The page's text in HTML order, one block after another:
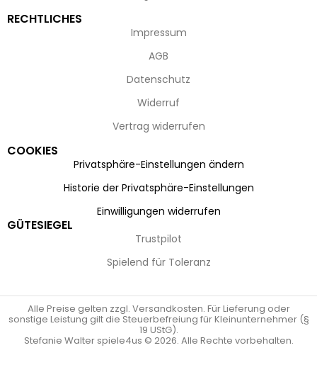
RECHTLICHES
Impressum
AGB
Datenschutz
Widerruf
Vertrag widerrufen
COOKIES
Privatsphäre-Einstellungen ändern
Historie der Privatsphäre-Einstellungen
Einwilligungen widerrufen
GÜTESIEGEL
Trustpilot
Spielend für Toleranz
Alle Preise gelten zzgl. Versandkosten. Für Lieferung oder
sonstige Leistung gilt die Steuerbefreiung für Kleinunternehmer (§
19 UStG).
Stefanie Walter spiele4us © 2026. Alle Rechte vorbehalten.